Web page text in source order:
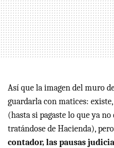
Así que la imagen del muro
guardarla con matices:
(hasta si pagaste lo que ya
tratándose de Hacienda), pero
contador, las pausas